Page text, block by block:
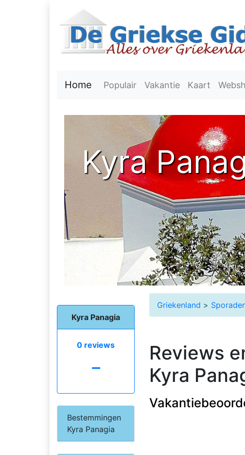
Home Populair Vakantie Kaart
Kyra
Griekenland >
Reviews
Kyra
Kyra Panagia
0 reviews
-
Bestemmingen
Kyra Panagia